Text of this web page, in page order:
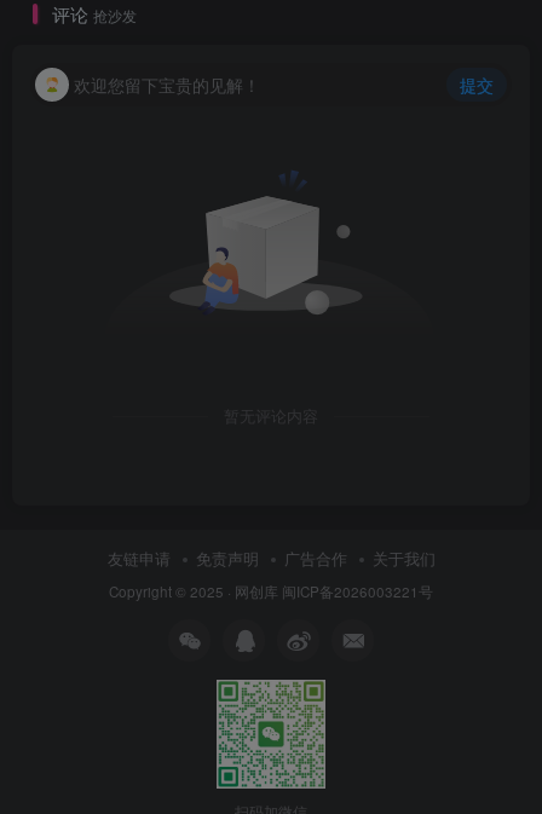
评论 抢沙发
欢迎您留下宝贵的见解！ 提交
暂无评论内容
友链申请 免责声明 广告合作 关于我们
Copyright © 2025 · 网创库 闽ICP备2026003221号